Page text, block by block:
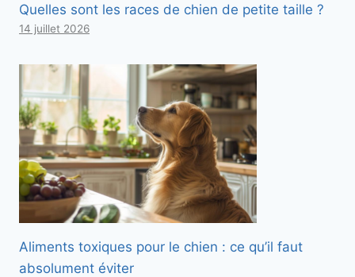
Quelles sont les races de chien de petite taille ?
14 juillet 2026
Aliments toxiques pour le chien : ce qu’il faut
absolument éviter